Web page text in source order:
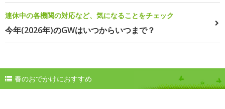
連休中の各機関の対応など、気になることをチェック
今年(2026年)のGWはいつからいつまで？
春のおでかけにおすすめ